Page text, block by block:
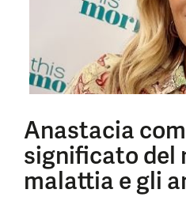
Anastacia
significato del
malattia e gli